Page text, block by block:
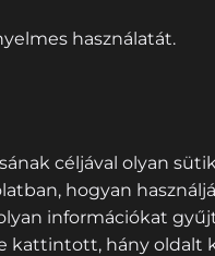
használatát.
céljával olyan
hogyan
információkat
kattintott, hány oldalt